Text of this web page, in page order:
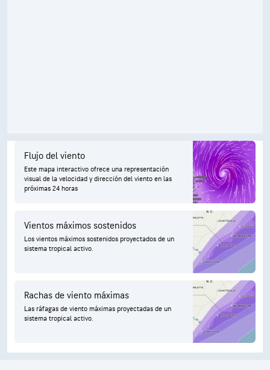
Flujo del viento
Este mapa interactivo ofrece una representación
visual de la velocidad y dirección del viento en las
próximas 24 horas
Vientos máximos sostenidos
Los vientos máximos sostenidos proyectados de un
sistema tropical activo.
Rachas de viento máximas
Las ráfagas de viento máximas proyectadas de un
sistema tropical activo.